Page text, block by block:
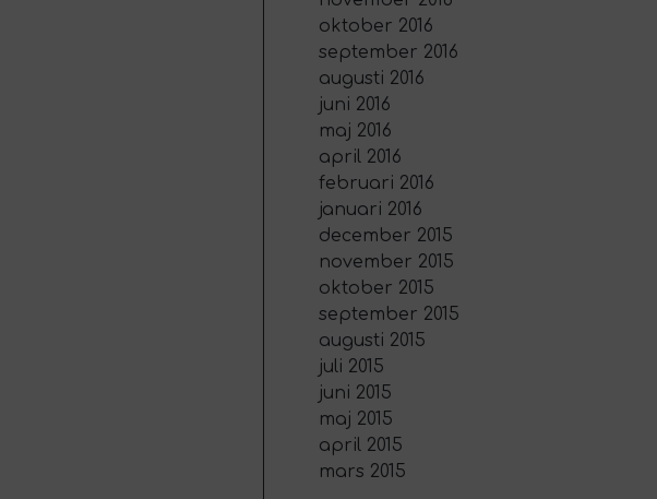
oktober 2016
september 2016
augusti 2016
juni 2016
maj 2016
april 2016
februari 2016
januari 2016
december 2015
november 2015
oktober 2015
september 2015
augusti 2015
juli 2015
juni 2015
maj 2015
april 2015
mars 2015